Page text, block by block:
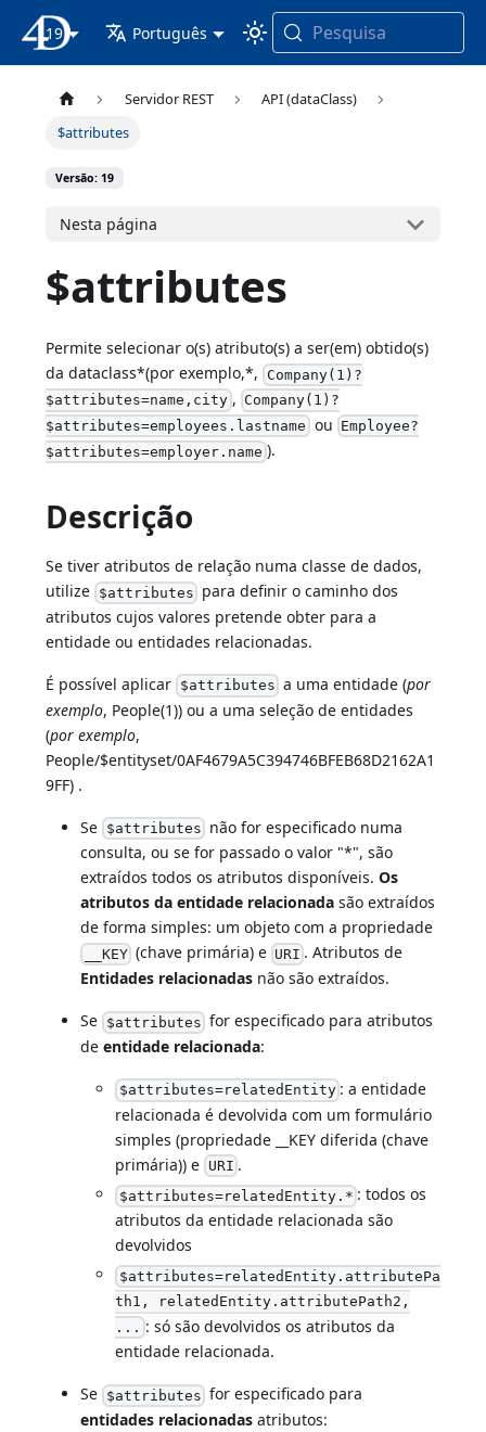
Documentação 4D
19 Português Pesquisa
Servidor REST
API (dataClass)
$attributes
Versão: 19
Nesta página
$attributes
Permite selecionar o(s) atributo(s) a ser(em) obtido(s)
da dataclass*(por exemplo,*, Company(1)?
$attributes=name,city , Company(1)?
$attributes=employees.lastname ou Employee?
$attributes=employer.name ).
Descrição
Se tiver atributos de relação numa classe de dados,
utilize $attributes para definir o caminho dos
atributos cujos valores pretende obter para a
entidade ou entidades relacionadas.
É possível aplicar $attributes a uma entidade (por
exemplo, People(1)) ou a uma seleção de entidades
(por exemplo,
People/$entityset/0AF4679A5C394746BFEB68D2162A1
9FF) .
Se $attributes não for especificado numa
consulta, ou se for passado o valor "*", são
extraídos todos os atributos disponíveis.Os
atributos da entidade relacionada são extraídos
de forma simples: um objeto com a propriedade
__KEY (chave primária) e URI . Atributos de
Entidades relacionadas não são extraídos.
Se $attributes for especificado para atributos
deentidade relacionada:
$attributes=relatedEntity : a entidade
relacionada é devolvida com um formulário
simples (propriedade __KEY diferida (chave
primária)) e URI .
$attributes=relatedEntity.* : todos os
atributos da entidade relacionada são
devolvidos
$attributes=relatedEntity.attributePa
th1, relatedEntity.attributePath2,
... : só são devolvidos os atributos da
entidade relacionada.
Se $attributes for especificado para
entidades relacionadas atributos: